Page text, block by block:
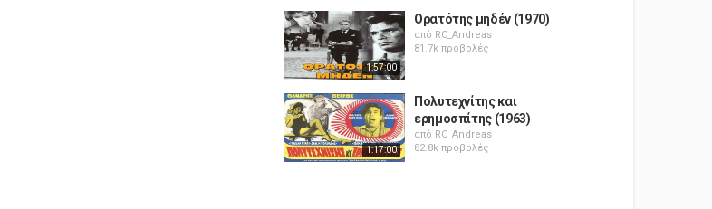
1:57:00
Ορατότης μηδέν (1970)
από RC_Andreas
81.7k προβολές
1:17:00
Πολυτεχνίτης και
ερημοσπίτης (1963)
από RC_Andreas
82.8k προβολές